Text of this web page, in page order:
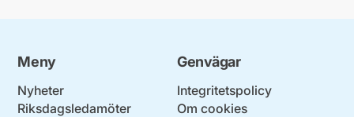
Meny
Nyheter
Riksdagsledamöter
Genvägar
Integritetspolicy
Om cookies